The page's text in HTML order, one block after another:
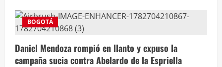
BOGOTÁ
Daniel Mendoza rompió en llanto y expuso la
campaña sucia contra Abelardo de la Espriella